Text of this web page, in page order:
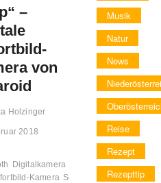
–
von
Holzinger
2018
Digitalkamera
Polariod
Kamera Sofortbild-
Musik
Natur
News
Reise
Rezept
Rezepttip